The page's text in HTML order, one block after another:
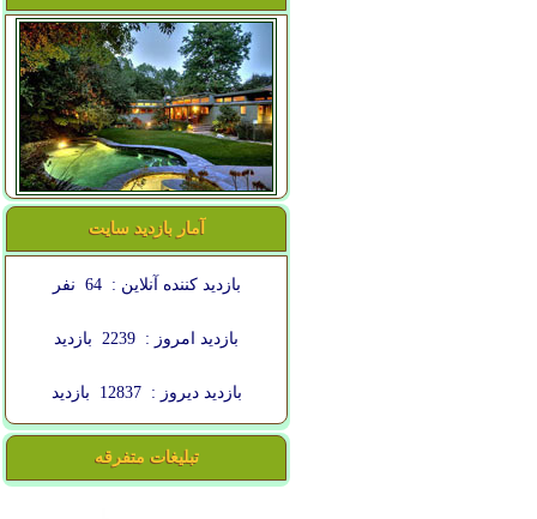
آمار بازدید سایت
بازدید کننده آنلاین : 64 نفر
بازدید امروز : 2239 بازدید
بازدید دیروز : 12837 بازدید
تبلیغات متفرقه